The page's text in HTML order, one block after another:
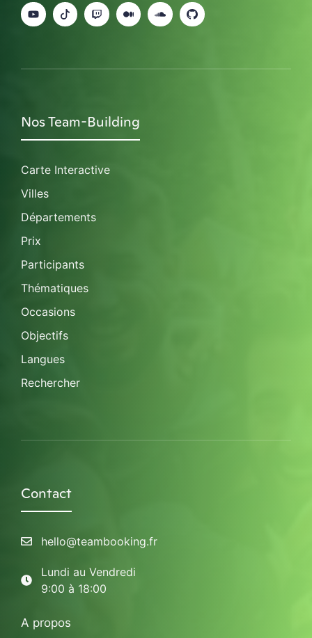
Nos Team-Building
Carte Interactive
Villes
Départements
Prix
Participants
Thématiques
Occasions
Objectifs
Langues
Rechercher
Contact
hello@teambooking.fr
Lundi au Vendredi
9:00 à 18:00
A propos